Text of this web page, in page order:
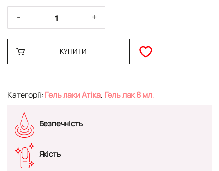
КУПИТИ
Категорії: Гель лаки Атіка, Гель лак 8 мл.
Безпечність
Якість